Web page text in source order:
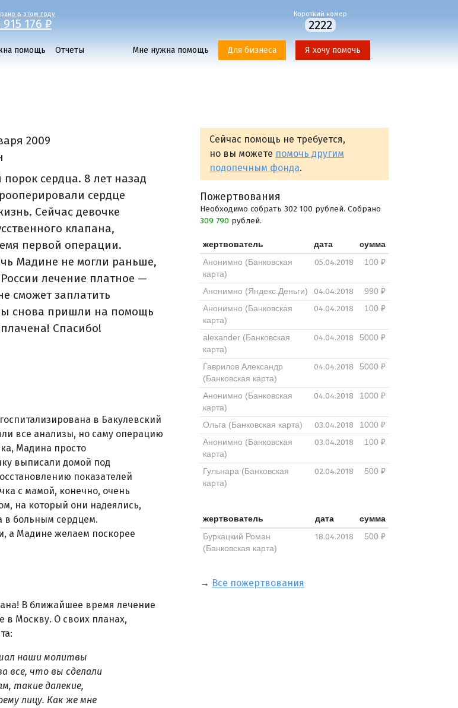
в этом году
915 176 ₽
Короткий номер
2222
помощь Отчеты Мне нужна помощь Для бизнеса Я хочу помочь
2009
сердца. 8 лет назад
сердце
Сейчас девочке
клапана,
первой операции.
Мадине не могли раньше,
лечение платное —
сможет заплатить
снова пришли на помощь
Спасибо!
в Бакулевский
все анализы, но саму операцию
Мадина просто
выписали домой под
показателей
с мамой, конечно, очень
на который они надеялись,
в больным сердцем.
а Мадине желаем поскорее
В ближайшее время лечение
в Москву. О своих планах,
наши молитвы
все, что вы сделали
такие далекие,
лицу. Как же мне
Сейчас помощь не требуется,
но вы можете помочь другим
подопечным фонда.
Пожертвования
Необходимо собрать 302 100 рублей. Собрано
309 790 рублей.
жертвователь дата
сумма
Анонимно (Банковская
карта)
05.04.2018 100 ₽
Анонимно (Яндекс.Деньги) 04.04.2018
990 ₽
Анонимно (Банковская
карта)
04.04.2018 100 ₽
alexander (Банковская
карта)
04.04.2018 5000 ₽
Гаврилов Александр
(Банковская карта)
04.04.2018 5000 ₽
Анонимно (Банковская
карта)
04.04.2018 1000 ₽
Ольга (Банковская карта) 03.04.2018
1000 ₽
Анонимно (Банковская
карта)
03.04.2018 100 ₽
Гульнара (Банковская
карта)
02.04.2018 500 ₽
жертвователь дата
сумма
Буркацкий Роман
(Банковская карта)
18.04.2018 500 ₽
→ Все пожертвования